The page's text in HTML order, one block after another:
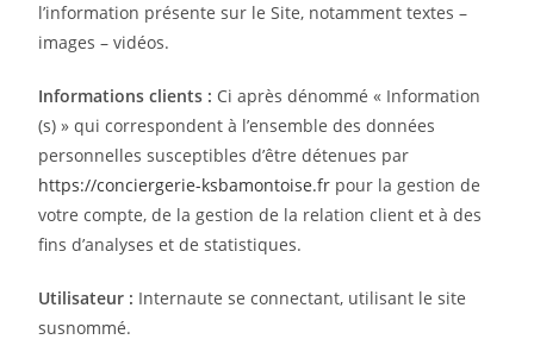
l’information présente sur le Site, notamment textes –
images – vidéos.
Informations clients : Ci après dénommé « Information
(s) » qui correspondent à l’ensemble des données
personnelles susceptibles d’être détenues par
https://conciergerie-ksbamontoise.fr pour la gestion de
votre compte, de la gestion de la relation client et à des
fins d’analyses et de statistiques.
Utilisateur : Internaute se connectant, utilisant le site
susnommé.